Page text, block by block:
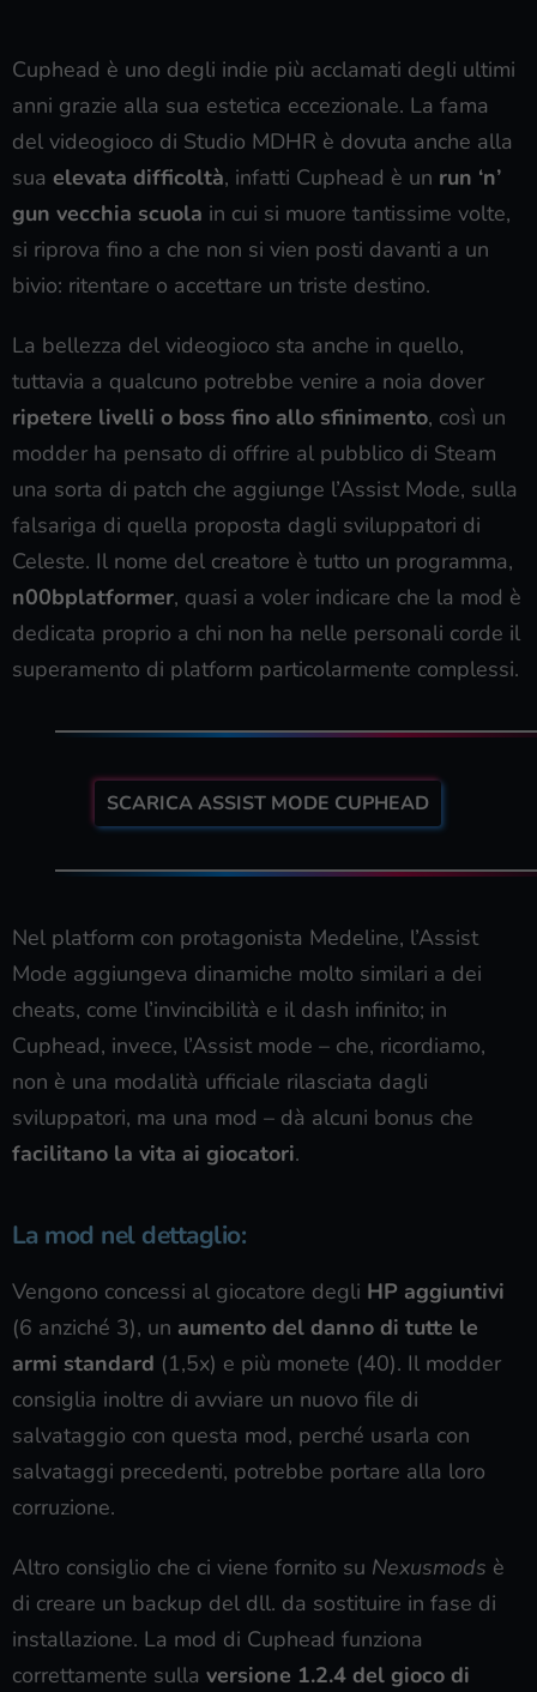
Cuphead è uno degli indie più acclamati degli ultimi
anni grazie alla sua estetica eccezionale. La fama
del videogioco di Studio MDHR è dovuta anche alla
sua elevata difficoltà, infatti Cuphead è un run ‘n’
gun vecchia scuola in cui si muore tantissime volte,
si riprova fino a che non si vien posti davanti a un
bivio: ritentare o accettare un triste destino.
La bellezza del videogioco sta anche in quello,
tuttavia a qualcuno potrebbe venire a noia dover
ripetere livelli o boss fino allo sfinimento, così un
modder ha pensato di offrire al pubblico di Steam
una sorta di patch che aggiunge l’Assist Mode, sulla
falsariga di quella proposta dagli sviluppatori di
Celeste. Il nome del creatore è tutto un programma,
n00bplatformer, quasi a voler indicare che la mod è
dedicata proprio a chi non ha nelle personali corde il
superamento di platform particolarmente complessi.
SCARICA ASSIST MODE CUPHEAD
Nel platform con protagonista Medeline, l’Assist
Mode aggiungeva dinamiche molto similari a dei
cheats, come l’invincibilità e il dash infinito; in
Cuphead, invece, l’Assist mode – che, ricordiamo,
non è una modalità ufficiale rilasciata dagli
sviluppatori, ma una mod – dà alcuni bonus che
facilitano la vita ai giocatori.
La mod nel dettaglio:
Vengono concessi al giocatore degli HP aggiuntivi
(6 anziché 3), un aumento del danno di tutte le
armi standard (1,5x) e più monete (40). Il modder
consiglia inoltre di avviare un nuovo file di
salvataggio con questa mod, perché usarla con
salvataggi precedenti, potrebbe portare alla loro
corruzione.
Altro consiglio che ci viene fornito su Nexusmods è
di creare un backup del dll. da sostituire in fase di
installazione. La mod di Cuphead funziona
correttamente sulla versione 1.2.4 del gioco di